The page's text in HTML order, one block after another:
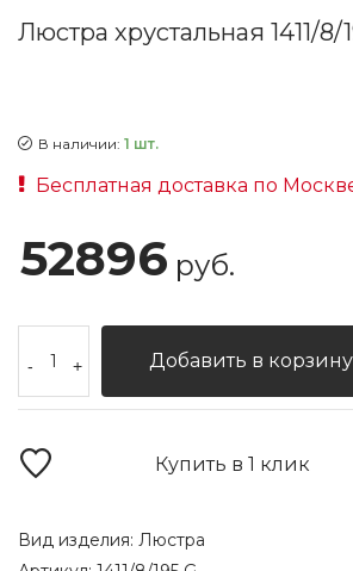
Люстра хрустальная 1411/8/
В наличии: 1 шт.
Бесплатная доставка по
52896 руб.
- + Добавить в корзину
Купить в 1 клик
Вид изделия: Люстра